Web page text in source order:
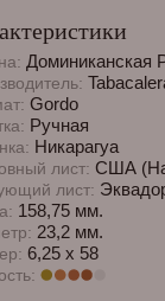
Доминиканская
Gordo
Ручная
Никарагуа
лист: США
лист:
158,75 мм.
23,2 мм.
6,25 х 58